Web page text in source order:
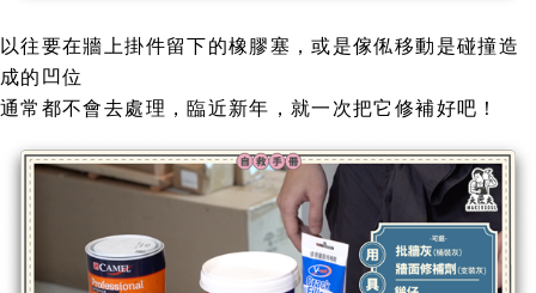
以往要在牆上掛件留下的橡膠塞，或是傢俬移動是碰撞造
成的凹位
通常都不會去處理，臨近新年，就一次把它修補好吧！